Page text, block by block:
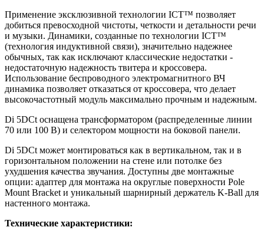
Применение эксклюзивной технологии ICT™ позволяет
добиться превосходной чистоты, четкости и детальности речи
и музыки. Динамики, созданные по технологии ICT™
(технология индуктивной связи), значительно надежнее
обычных, так как исключают классические недостатки -
недостаточную надежность твитера и кроссовера.
Использование беспроводного электромагнитного ВЧ
динамика позволяет отказаться от кроссовера, что делает
высокочастотный модуль максимально прочным и надежным.
Di 5DCt оснащена трансформатором (распределенные линии
70 или 100 В) и селектором мощности на боковой панели.
Di 5DCt может монтироваться как в вертикальном, так и в
горизонтальном положении на стене или потолке без
ухудшения качества звучания. Доступны две монтажные
опции: адаптер для монтажа на округлые поверхности Pole
Mount Bracket и уникальный шарнирный держатель K-Ball для
настенного монтажа.
Технические характеристики: